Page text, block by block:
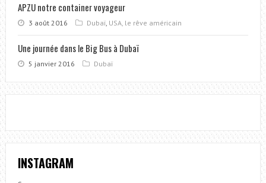
APZU notre container voyageur
3 août 2016 Dubaï, USA, le rêve américain
Une journée dans le Big Bus à Dubaï
5 janvier 2016 Dubaï
INSTAGRAM